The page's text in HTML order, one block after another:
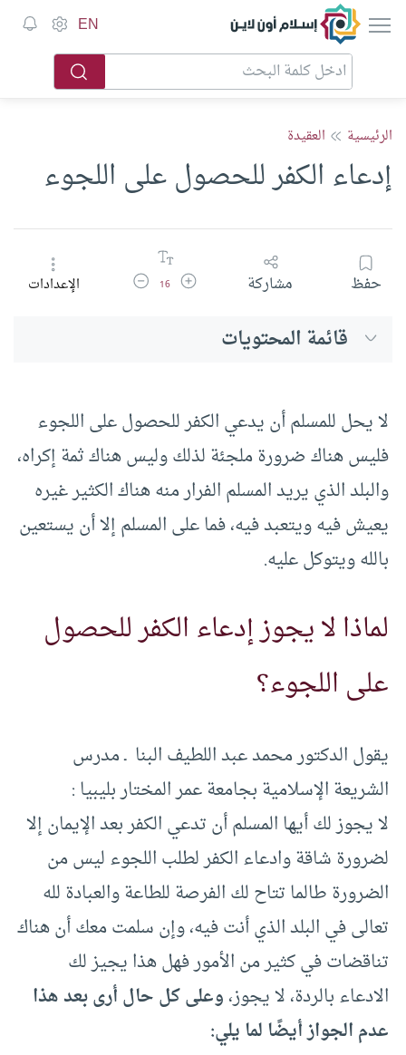
إسلام أون لاين EN
الرئيسية العقيدة
إدعاء الكفر للحصول على اللجوء
حفظ مشاركة زيادة حجم الخط
16 تقليل حجم الخطالإعدادات
قائمة المحتويات
لا يحل للمسلم أن يدعي الكفر للحصول على اللجوء
فليس هناك ضرورة ملجئة لذلك وليس هناك ثمة إكراه،
والبلد الذي يريد المسلم الفرار منه هناك الكثير غيره
يعيش فيه ويتعبد فيه، فما على المسلم إلا أن يستعين
بالله ويتوكل عليه.
لماذا لا يجوز إدعاء الكفر للحصول
على اللجوء؟
يقول الدكتور محمد عبد اللطيف البنا ـ مدرس
الشريعة الإسلامية بجامعة عمر المختار بليبيا :
لا يجوز لك أيها المسلم أن تدعي الكفر بعد الإيمان إلا
لضرورة شاقة وادعاء الكفر لطلب اللجوء ليس من
الضرورة طالما تتاح لك الفرصة للطاعة والعبادة لله
تعالى في البلد الذي أنت فيه، وإن سلمت معك أن هناك
تناقضات في كثير من الأمور فهل هذا يجيز لك
الادعاء بالردة، لا يجوز،وعلى كل حال أرى بعد هذا
عدم الجواز أيضًا لما يلي: